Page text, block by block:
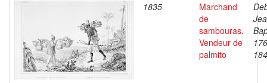
1835
Marchand
de
sambouras.
Vendeur de
palmito